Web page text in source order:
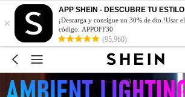
×
APP SHEIN - DESCUBRE TU ESTILO
¡Descarga y consigue un 30% de dto.!Usar el
código: APPOFF30
(95,960)